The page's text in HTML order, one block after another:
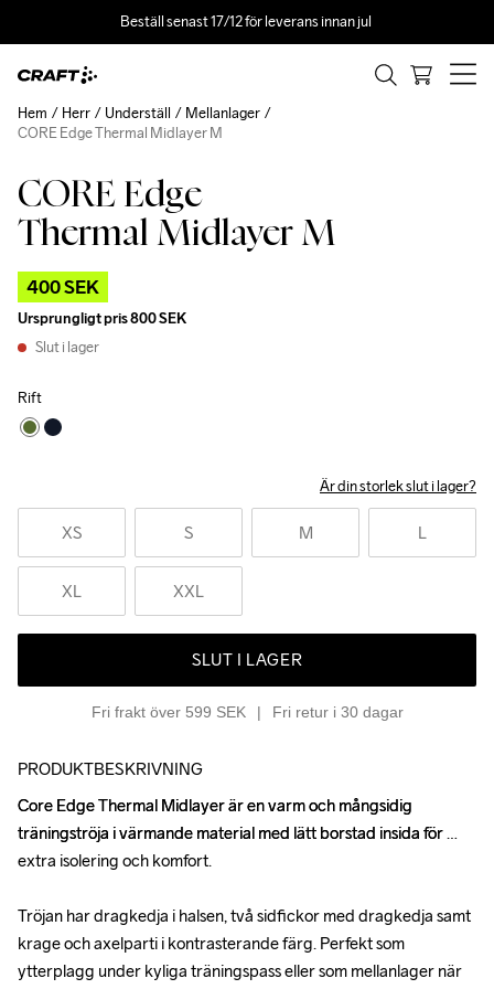
Beställ senast 17/12 för leverans innan jul
CORE Edge
Thermal Midlayer M
400 SEK
Ursprungligt pris800 SEK
Slut i lager
Rift
Är din storlek slut i lager?
XS S M L
XL XXL
SLUT I LAGER
Fri frakt över 599 SEK Fri retur i 30 dagar
Hem Herr Underställ
Mellanlager
CORE Edge Thermal Midlayer M
Outlet
PRODUKTBESKRIVNING
Core Edge Thermal Midlayer är en varm och mångsidig
träningströja i värmande material med lätt borstad insida för
extra isolering och komfort.
Tröjan har dragkedja i halsen, två sidfickor med dragkedja samt
krage och axelparti i kontrasterande färg. Perfekt som
ytterplagg under kyliga träningspass eller som mellanlager när
Core Edge Thermal Midlayer är en varm och mångsidig
träningströja i värmande material med lätt borstad insida för
extra isolering och komfort.
Tröjan har dragkedja i halsen, två sidfickor med dragkedja samt
krage och axelparti i kontrasterande färg. Perfekt som
ytterplagg under kyliga träningspass eller som mellanlager när